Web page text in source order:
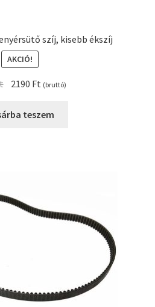
szíj, kisebb ékszíj
AKCIÓ!
Original
was:
2190 Ft Current
is:
(bruttó)
teszem